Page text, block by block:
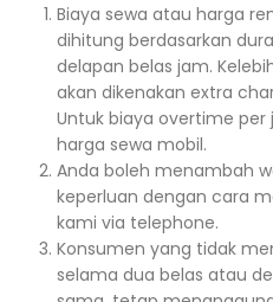
Biaya sewa atau harga
dihitung berdasarkan
delapan belas jam.
akan dikenakan extra
Untuk biaya overtime
harga sewa mobil.
Anda boleh menambah
keperluan dengan cara
kami via telephone.
Konsumen yang tidak
selama dua belas atau